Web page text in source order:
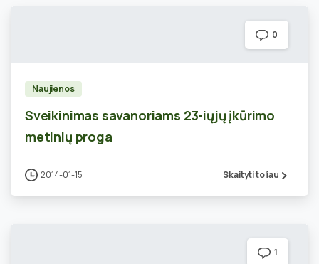
0
Naujienos
Sveikinimas savanoriams 23-iųjų įkūrimo
metinių proga
2014-01-15 Skaityti toliau
1